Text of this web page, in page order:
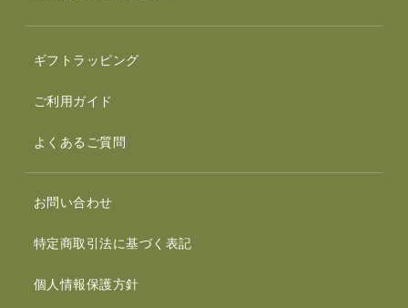
ギフトラッピング
ご利用ガイド
よくあるご質問
お問い合わせ
特定商取引法に基づく表記
個人情報保護方針